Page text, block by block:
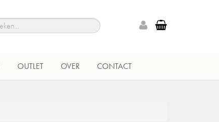
OUTLET OVER CONTACT